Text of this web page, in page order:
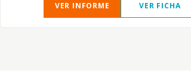
VER INFORME VER FICHA